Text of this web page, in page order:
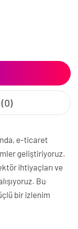
e-ticaret
geliştiriyoruz.
ihtiyaçları ve
Bu
bir izlenim